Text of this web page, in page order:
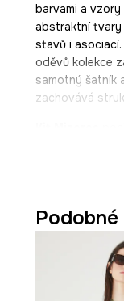
barvami a
abstraktní tvary
stavů i
oděvů kolekce
samotný šatník
zachovává
barevných
univerzální.
Čím se